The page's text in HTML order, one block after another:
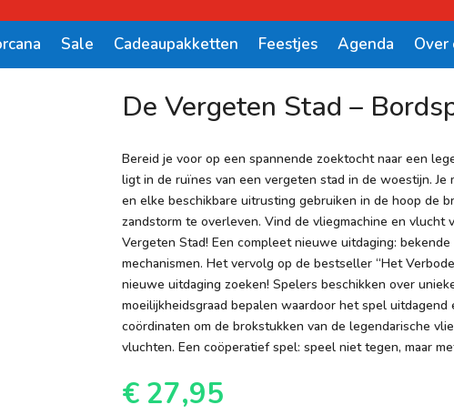
Sale Cadeaupakketten Feestjes Agenda Over
De Vergeten Stad –
Bereid je voor op een spannende zoektocht naar een
ligt in de ruïnes van een vergeten stad in de woestijn.
en elke beschikbare uitrusting gebruiken in de hoop de
zandstorm te overleven. Vind de vliegmachine en vlucht
Vergeten Stad! Een compleet nieuwe uitdaging:
mechanismen. Het vervolg op de bestseller “Het
nieuwe uitdaging zoeken! Spelers beschikken over
moeilijkheidsgraad bepalen waardoor het spel uitdagend
coördinaten om de brokstukken van de legendarische
vluchten. Een coöperatief spel: speel niet tegen, maar
€27,95